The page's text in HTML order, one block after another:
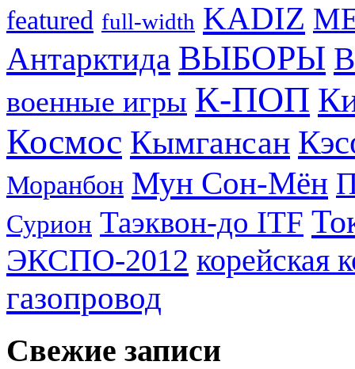
featured full-width KADIZ
Антарктида ВЫБОРЫ
военные игры К-ПОП
Космос Кымгансан
Моранбон Мун Сон-Мён
Сурион Таэквон-до ITF
ЭКСПО-2012 корейская
газопровод
Свежие записи